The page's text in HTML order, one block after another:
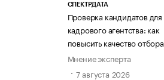
СПЕКТРДАТА
Проверка кандидатов для
кадрового агентства: как
повысить качество отбора
Мнение эксперта
7 августа 2026